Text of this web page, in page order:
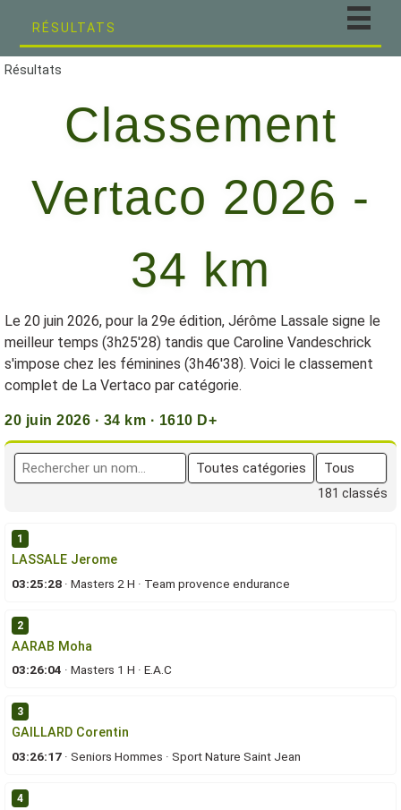
RÉSULTATS
Résultats
Classement
Vertaco 2026 -
34 km
Le 20 juin 2026, pour la 29e édition, Jérôme Lassale signe le
meilleur temps (3h25'28) tandis que Caroline Vandeschrick
s'impose chez les féminines (3h46'38). Voici le classement
complet de La Vertaco par catégorie.
20 juin 2026 · 34 km · 1610 D+
181 classés
1
LASSALE Jerome
03:25:28 ·Masters 2 H · Team provence endurance
2
AARAB Moha
03:26:04 ·Masters 1 H ·E.A.C
3
GAILLARD Corentin
03:26:17 ·Seniors Hommes ·Sport Nature Saint Jean
4